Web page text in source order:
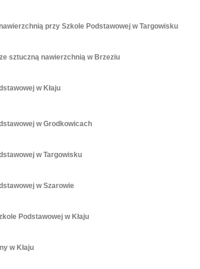
przy Szkole Podstawowej w Targowisku
sztuczną nawierzchnią w Brzeziu
w Kłaju
w Grodkowicach
w Targowisku
w Szarowie
Podstawowej w Kłaju
w Kłaju